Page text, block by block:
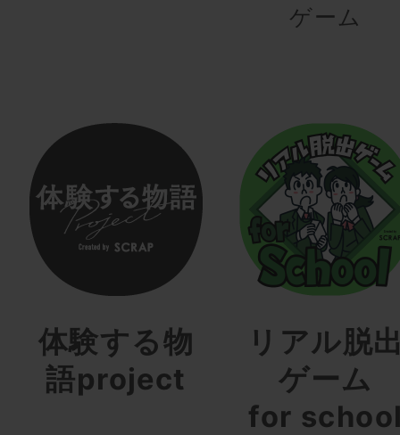
ゲーム
体験する物
語project
リアル脱
ゲーム
for